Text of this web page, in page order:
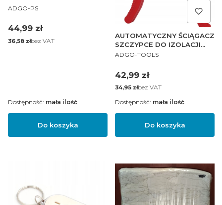
PRODUCENT
ADGO-PS
Cena
44,99 zł
Cena
36,58 złbez VAT
Do koszyka
Dostępność: mała ilość
AUTOMATYCZNY ŚCIĄGACZ
SZCZYPCE DO IZOLACJI
BOCZNY
PRODUCENT
ADGO-TOOLS
Cena
42,99 zł
Cena
34,95 złbez VAT
Do koszyka
Dostępność: mała ilość